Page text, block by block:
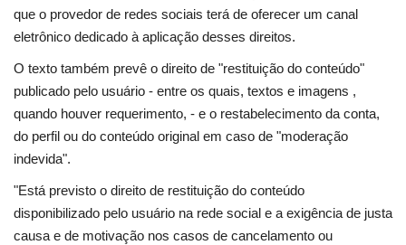
que o provedor de redes sociais terá de oferecer um canal
eletrônico dedicado à aplicação desses direitos.
O texto também prevê o direito de "restituição do conteúdo"
publicado pelo usuário - entre os quais, textos e imagens ,
quando houver requerimento, - e o restabelecimento da conta,
do perfil ou do conteúdo original em caso de "moderação
indevida".
"Está previsto o direito de restituição do conteúdo
disponibilizado pelo usuário na rede social e a exigência de justa
causa e de motivação nos casos de cancelamento ou